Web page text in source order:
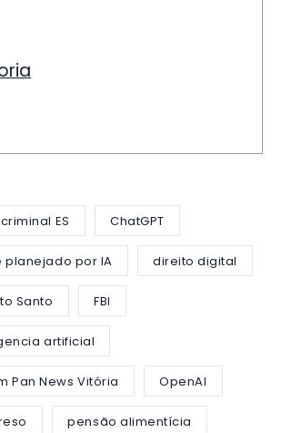
ES ChatGPT
planejado por IA direito digital
Santo FBI
artificial
Pan News Vitória OpenAI
pensão alimentícia